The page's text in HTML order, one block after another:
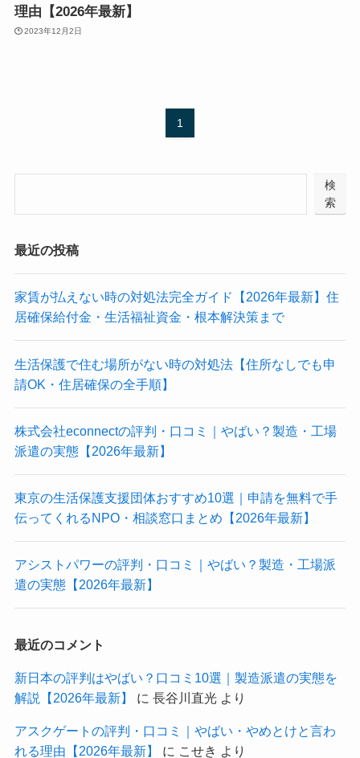
理由【2026年最新】
2023年12月2日
1
検
索
最近の投稿
家賃が払えない時の対処法完全ガイド【2026年最新】住
居確保給付金・生活福祉資金・根本解決策まで
生活保護で住む場所がない時の対処法【住所なしでも申
請OK・住居確保の全手順】
株式会社econnectの評判・口コミ｜やばい？製造・工場
派遣の実態【2026年最新】
東京の生活保護支援団体おすすめ10選｜申請を無料で手
伝ってくれるNPO・相談窓口まとめ【2026年最新】
アシストパワーの評判・口コミ｜やばい？製造・工場派
遣の実態【2026年最新】
最近のコメント
新日本の評判はやばい？口コミ10選｜製造派遣の実態を
解説【2026年最新】
に 長谷川直光より
アスクゲートの評判・口コミ｜やばい・やめとけと言わ
れる理由【2026年最新】
に こせき より